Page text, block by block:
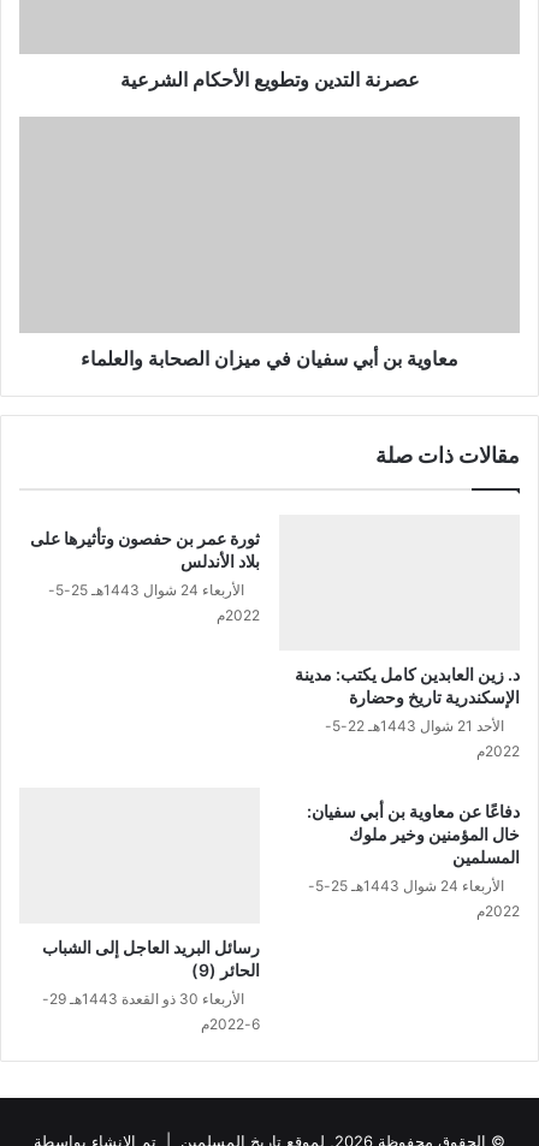
عصرنة التدين وتطويع الأحكام الشرعية
معاوية بن أبي سفيان في ميزان الصحابة والعلماء
مقالات ذات صلة
د. زين العابدين كامل يكتب: مدينة
الإسكندرية تاريخ وحضارة
الأحد 21 شوال 1443هـ 22-5-
2022م
ثورة عمر بن حفصون وتأثيرها على
بلاد الأندلس
الأربعاء 24 شوال 1443هـ 25-5-
2022م
دفاعًا عن معاوية بن أبي سفيان:
خال المؤمنين وخير ملوك
المسلمين
الأربعاء 24 شوال 1443هـ 25-5-
2022م
رسائل البريد العاجل إلى الشباب
الحائر (9)
الأربعاء 30 ذو القعدة 1443هـ 29-
6-2022م
© الحقوق محفوظة 2026, لموقع تاريخ المسلمين | تم الإنشاء بواسطة